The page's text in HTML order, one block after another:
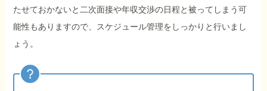
たせておかないと二次面接や年収交渉の日程と被ってしまう可
能性もありますので、スケジュール管理をしっかりと行いまし
ょう。